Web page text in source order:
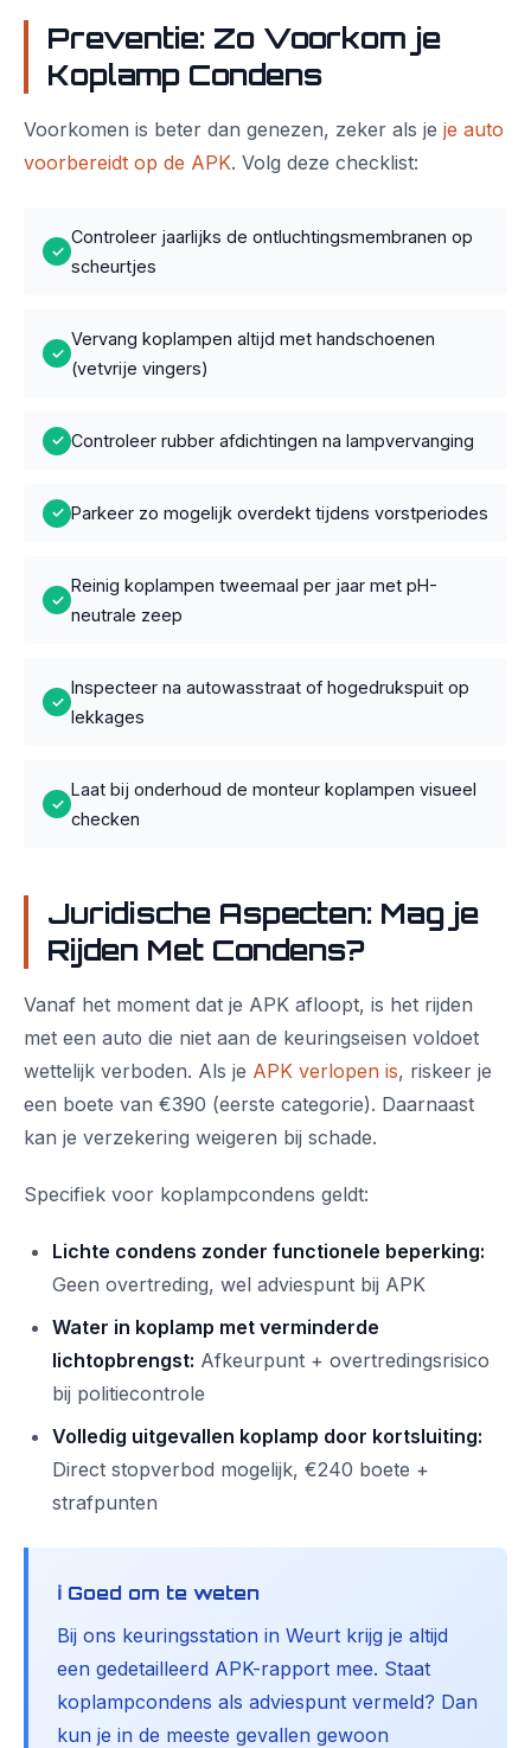
Preventie: Zo Voorkom je
Koplamp Condens
Voorkomen is beter dan genezen, zeker als je je auto
voorbereidt op de APK. Volg deze checklist:
✓
Controleer jaarlijks de ontluchtingsmembranen op
scheurtjes
✓
Vervang koplampen altijd met handschoenen
(vetvrije vingers)
✓ Controleer rubber afdichtingen na lampvervanging
✓ Parkeer zo mogelijk overdekt tijdens vorstperiodes
✓
Reinig koplampen tweemaal per jaar met pH-
neutrale zeep
✓
Inspecteer na autowasstraat of hogedrukspuit op
lekkages
✓
Laat bij onderhoud de monteur koplampen visueel
checken
Juridische Aspecten: Mag je
Rijden Met Condens?
Vanaf het moment dat je APK afloopt, is het rijden
met een auto die niet aan de keuringseisen voldoet
wettelijk verboden. Als je APK verlopen is, riskeer je
een boete van €390 (eerste categorie). Daarnaast
kan je verzekering weigeren bij schade.
Specifiek voor koplampcondens geldt:
Lichte condens zonder functionele beperking:
Geen overtreding, wel adviespunt bij APK
Water in koplamp met verminderde
lichtopbrengst: Afkeurpunt + overtredingsrisico
bij politiecontrole
Volledig uitgevallen koplamp door kortsluiting:
Direct stopverbod mogelijk, €240 boete +
strafpunten
ℹ️ Goed om te weten
Bij ons keuringsstation in Weurt krijg je altijd
een gedetailleerd APK-rapport mee. Staat
koplampcondens als adviespunt vermeld? Dan
kun je in de meeste gevallen gewoon